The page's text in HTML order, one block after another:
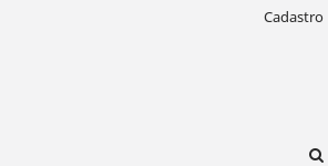
Cadastro